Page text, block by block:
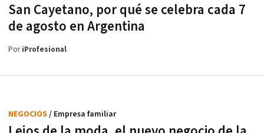
San Cayetano, por qué se celebra cada 7
de agosto en Argentina
PoriProfesional
NEGOCIOS / Empresa familiar